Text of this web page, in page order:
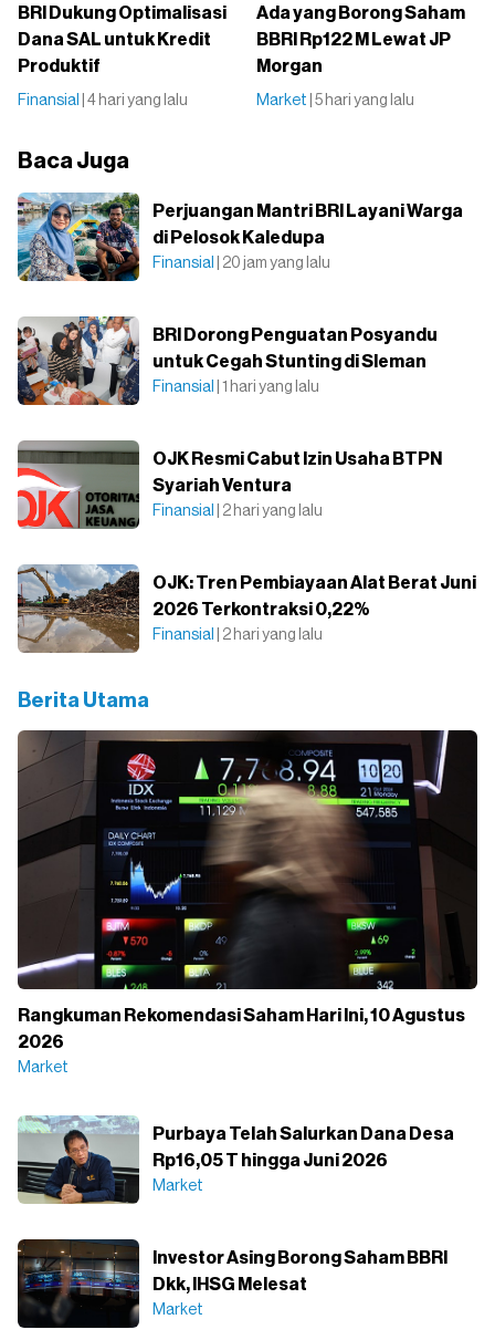
BRI Dukung Optimalisasi
Dana SAL untuk Kredit
Produktif
Finansial | 4 hari yang lalu
Ada yang Borong Saham
BBRI Rp122 M Lewat JP
Morgan
Market | 5 hari yang lalu
Baca Juga
Perjuangan Mantri BRI Layani Warga
di Pelosok Kaledupa
Finansial | 20 jam yang lalu
BRI Dorong Penguatan Posyandu
untuk Cegah Stunting di Sleman
Finansial | 1 hari yang lalu
OJK Resmi Cabut Izin Usaha BTPN
Syariah Ventura
Finansial | 2 hari yang lalu
OJK: Tren Pembiayaan Alat Berat Juni
2026 Terkontraksi 0,22%
Finansial | 2 hari yang lalu
Berita Utama
Rangkuman Rekomendasi Saham Hari Ini, 10 Agustus
2026
Market
Purbaya Telah Salurkan Dana Desa
Rp16,05 T hingga Juni 2026
Market
Investor Asing Borong Saham BBRI
Dkk, IHSG Melesat
Market